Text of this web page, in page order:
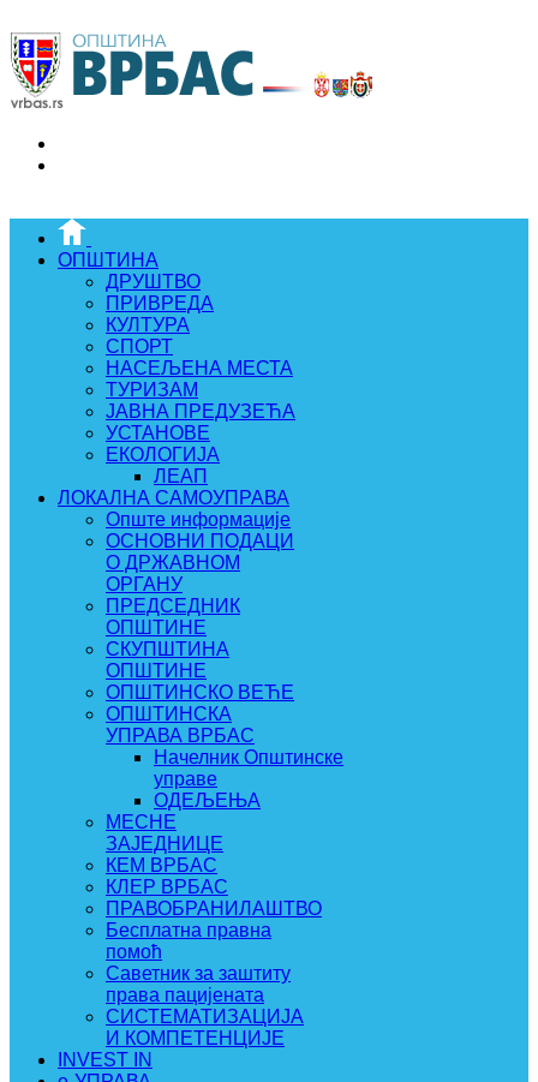
ОПШТИНА
ДРУШТВО
ПРИВРЕДА
КУЛТУРА
СПОРТ
НАСЕЉЕНА МЕСТА
ТУРИЗАМ
ЈАВНА ПРЕДУЗЕЋА
УСТАНОВЕ
ЕКОЛОГИЈА
ЛЕАП
ЛОКАЛНА САМОУПРАВА
Опште информације
ОСНОВНИ ПОДАЦИ
О ДРЖАВНОМ
ОРГАНУ
ПРЕДСЕДНИК
ОПШТИНЕ
СКУПШТИНА
ОПШТИНЕ
ОПШТИНСКО ВЕЋЕ
ОПШТИНСКА
УПРАВА ВРБАС
Начелник Општинске
управе
ОДЕЉЕЊА
МЕСНЕ
ЗАЈЕДНИЦЕ
КЕМ ВРБАС
КЛЕР ВРБАС
ПРАВОБРАНИЛАШТВО
Бесплатна правна
помоћ
Саветник за заштиту
права пацијената
СИСТЕМАТИЗАЦИЈА
И КОМПЕТЕНЦИЈЕ
INVEST IN